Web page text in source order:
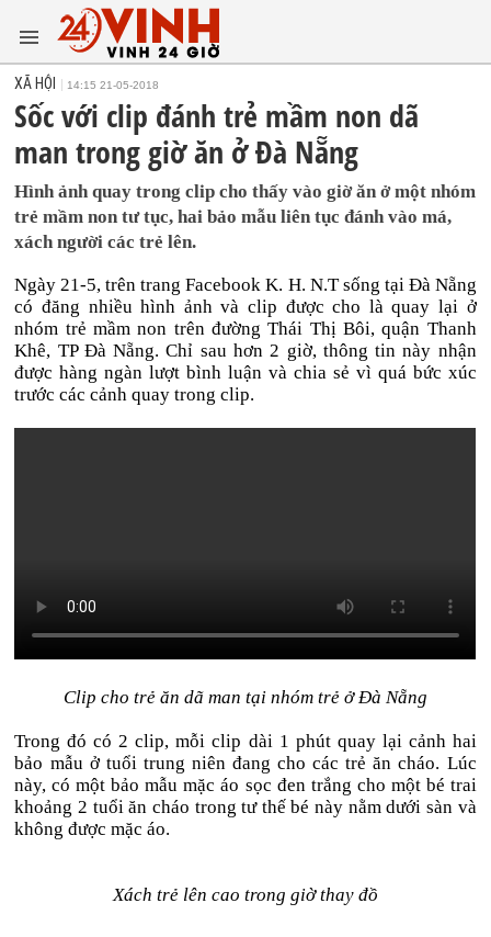
XÃ HỘI 14:15 21-05-2018
Sốc với clip đánh trẻ mầm non dã
man trong giờ ăn ở Đà Nẵng
Hình ảnh quay trong clip cho thấy vào giờ ăn ở một nhóm
trẻ mầm non tư tục, hai bảo mẫu liên tục đánh vào má,
xách người các trẻ lên.
Ngày 21-5, trên trang Facebook K. H. N.T sống tại Đà Nẵng
có đăng nhiều hình ảnh và clip được cho là quay lại ở
nhóm trẻ mầm non trên đường Thái Thị Bôi, quận Thanh
Khê, TP Đà Nẵng. Chỉ sau hơn 2 giờ, thông tin này nhận
được hàng ngàn lượt bình luận và chia sẻ vì quá bức xúc
trước các cảnh quay trong clip.
Clip cho trẻ ăn dã man tại nhóm trẻ ở Đà Nẵng
Trong đó có 2 clip, mỗi clip dài 1 phút quay lại cảnh hai
bảo mẫu ở tuổi trung niên đang cho các trẻ ăn cháo. Lúc
này, có một bảo mẫu mặc áo sọc đen trắng cho một bé trai
khoảng 2 tuổi ăn cháo trong tư thế bé này nằm dưới sàn và
không được mặc áo.
Xách trẻ lên cao trong giờ thay đồ